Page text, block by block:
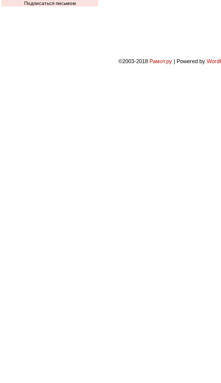
Подписаться письмом
©2003-2018 Рамот.ру | Powered by